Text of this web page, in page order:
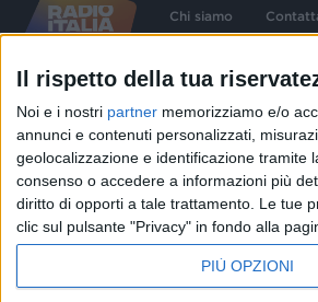
Il rispetto della tua
Noi e i nostri partner memorizziamo e/o
annunci e contenuti personalizzati,
geolocalizzazione e identificazione tramite
consenso o accedere a informazioni più
diritto di opporti a tale trattamento. Le tue
clic sul pulsante "Privacy" in fondo alla
PIÙ OPZIONI
Chi siamo
contenute nel sito sono stati assolti gli obblighi
Capitale Sociale € 580.000,00 interamente
06832230152. Iscritta al R.E.A. di Milano al n°
1987.